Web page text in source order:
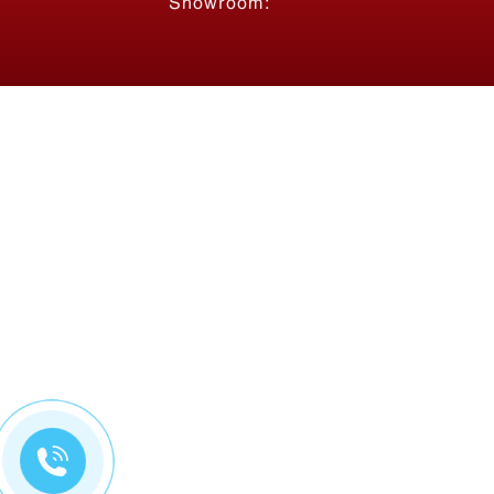
Thi công bảng hiệu Bánh Mì